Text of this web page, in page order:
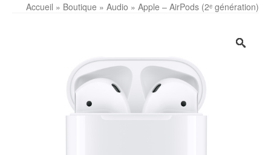
Accueil » Boutique » Audio » Apple – AirPods (2ᵉ génération)